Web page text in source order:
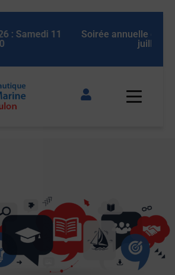
des membres 2026 : Samedi 11
de 19h à 23h30